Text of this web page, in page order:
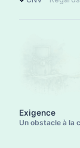
Exigence
Un obstacle à la